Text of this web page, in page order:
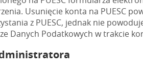
Usunięcie konta na PUESC
z PUESC, jednak nie
Danych Podatkowych w trakcie